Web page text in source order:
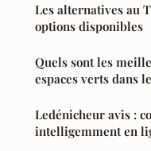
Les alternatives au
options disponibles
Quels sont les
espaces verts dans
Ledénicheur avis :
intelligemment en